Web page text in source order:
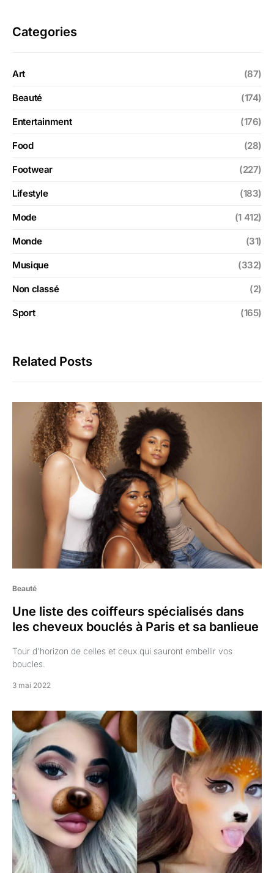
Categories
Art (87)
Beauté (174)
Entertainment (176)
Food (28)
Footwear (227)
Lifestyle (183)
Mode (1 412)
Monde (31)
Musique (332)
Non classé (2)
Sport (165)
Related Posts
Beauté
Une liste des coiffeurs spécialisés dans
les cheveux bouclés à Paris et sa banlieue
Tour d'horizon de celles et ceux qui sauront embellir vos
boucles.
3 mai 2022